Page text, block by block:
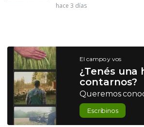
hace 3 días
El campo y vos
¿Tenés una
contarnos?
Queremos
Escribinos